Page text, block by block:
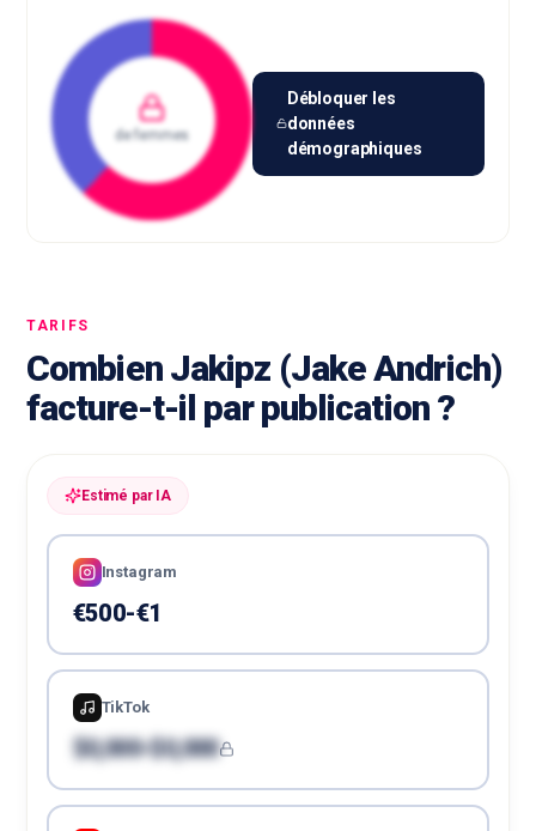
de femmes
Débloquer les
données
démographiques
TARIFS
Combien Jakipz (Jake Andrich)
facture-t-il par publication ?
Estimé par IA
Instagram
€500-€1
TikTok
$0,000-$0,000